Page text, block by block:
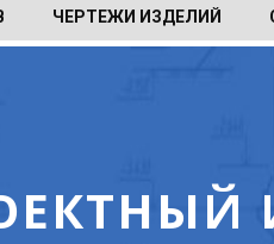
ЧЕРТЕЖИ ИЗДЕЛИЙ